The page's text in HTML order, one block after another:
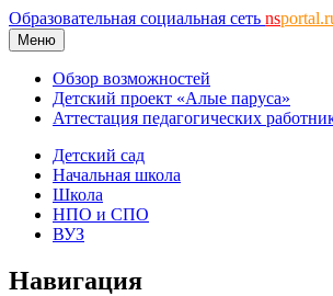
Образовательная социальная сеть ns
Меню
Обзор возможностей
Детский проект «Алые паруса»
Аттестация педагогических
Детский сад
Начальная школа
Школа
НПО и СПО
ВУЗ
Навигация